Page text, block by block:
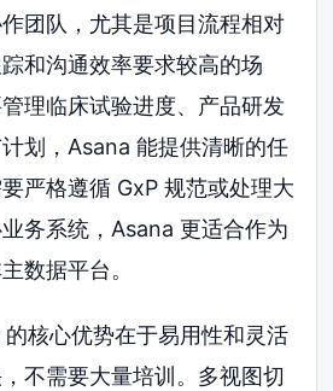
团队，尤其是项目流程相对
和沟通效率要求较高的场
理临床试验进度、产品研发
划，Asana 能提供清晰的任
严格遵循 GxP 规范或处理大
务系统，Asana 更适合作为
数据平台。
的核心优势在于易用性和灵活
不需要大量培训。多视图切